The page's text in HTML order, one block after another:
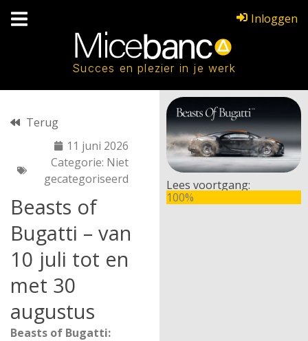
Inloggen
Succes en plezier in je werk
Terug
11 juni 2026
Categorie: Niet
gecategoriseerd
Beasts of
Bugatti – van
10 juli tot en
met 30
augustus
Beasts of Bugatti:
Lees voortgang:
100%